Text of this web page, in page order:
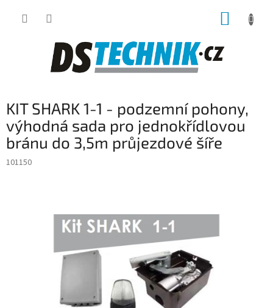
KIT SHARK 1-1 - podzemní pohony,
výhodná sada pro jednokřídlovou
bránu do 3,5m průjezdové šíře
101150